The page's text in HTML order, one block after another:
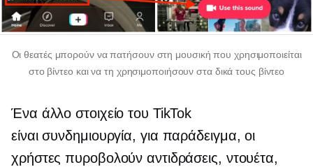
Οι θεατές μπορούν να πατήσουν στη μουσική που χρησιμοποιείται
στο βίντεο και να τη χρησιμοποιήσουν στα δικά τους βίντεο
Ένα άλλο στοιχείο του TikTok
είναισυνδημιουργία, για παράδειγμα, οι
χρήστες πυροβολούν αντιδράσεις, ντουέτα,